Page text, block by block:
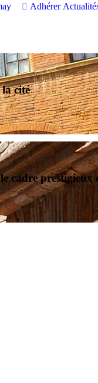
Adhérer
la cité
cadre prestigieux